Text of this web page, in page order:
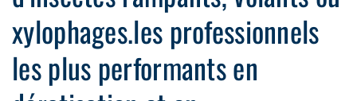
xylophages.les professionnels
les plus performants en